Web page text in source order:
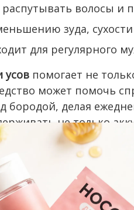
распутывать волосы и
зуда,
для регулярного
усов помогает не
может помочь
бородой, делая
не только
и усами.
волос.
и уменьшения